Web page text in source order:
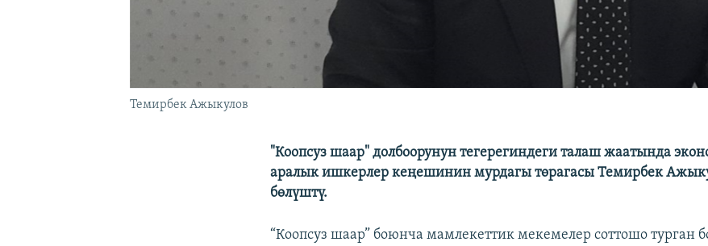
Темирбек Ажыкулов
"Коопсуз шаар" долбоорунун тегерегиндеги талаш жаатында
аралык ишкерлер кеңешинин мурдагы төрагасы Темирбек
бөлүштү.
“Коопсуз шаар” боюнча мамлекеттик мекемелер соттошо турган